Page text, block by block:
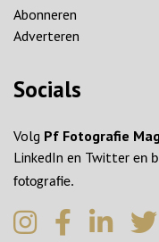
Abonneren
Adverteren
Socials
Volg Pf Fotografie
LinkedIn en Twitter en
fotografie.